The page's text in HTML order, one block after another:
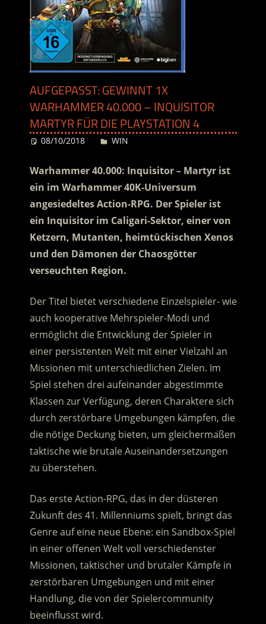
AUFGEPASST: GEWINNT 1X
WARHAMMER 40.000 – INQUISITOR
MARTYR FÜR DIE PLAYSTATION 4
08/10/2018 Desiree
WIN
Warhammer 40.000: Inquisitor – Martyr ist
ein im Warhammer 40K-Universum
angesiedeltes Action-RPG. Der Spieler ist
ein Inquisitor im Caligari-Sektor, einer von
Ketzern, Mutanten, heimtückischen Xenos
und den Dämonen der Chaosgötter
verseuchten Region.
Der Titel bietet verschiedene Einzelspieler- wie
auch kooperative Mehrspieler-Modi und
ermöglicht die Entwicklung der Spieler in
einer persistenten Welt mit einer Vielzahl an
Missionen mit unterschiedlichen Zielen. Im
Spiel stehen drei aufeinander abgestimmte
Klassen zur Verfügung, deren Charaktere sich
durch zerstörbare Umgebungen kämpfen, die
die nötige Deckung bieten, um gleichermaßen
taktische wie brutale Auseinandersetzungen
zu überstehen.
Das erste Action-RPG, das in der düsteren
Zukunft des 41. Millenniums spielt, bringt das
Genre auf eine neue Ebene: ein Sandbox-Spiel
in einer offenen Welt voll verschiedenster
Missionen, taktischer und brutaler Kämpfe in
zerstörbaren Umgebungen und mit einer
Handlung, die von der Spielercommunity
beeinflusst wird.